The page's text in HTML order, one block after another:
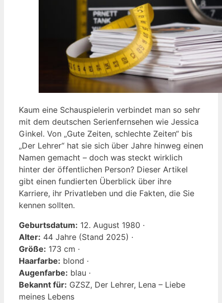
Kaum eine Schauspielerin verbindet man so sehr
mit dem deutschen Serienfernsehen wie Jessica
Ginkel. Von „Gute Zeiten, schlechte Zeiten“ bis
„Der Lehrer“ hat sie sich über Jahre hinweg einen
Namen gemacht – doch was steckt wirklich
hinter der öffentlichen Person? Dieser Artikel
gibt einen fundierten Überblick über ihre
Karriere, ihr Privatleben und die Fakten, die Sie
kennen sollten.
Geburtsdatum: 12. August 1980 ·
Alter: 44 Jahre (Stand 2025) ·
Größe: 173 cm ·
Haarfarbe: blond ·
Augenfarbe: blau ·
Bekannt für: GZSZ, Der Lehrer, Lena – Liebe
meines Lebens